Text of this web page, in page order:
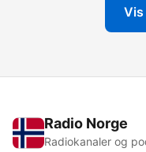
Vis
Radio Norge
Radiokanaler og